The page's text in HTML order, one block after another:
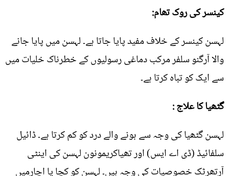
کینسر کی روک تھام:
لہسن کینسر کے خلاف مفید پایا جاتا ہے۔ لہسن میں پایا جانے
والا آرگنو سلفر مرکب دماغی رسولیوں کے خطرناک خلیات میں
سے ایک کو تباہ کرتا ہے۔
گٹھیا کا علاج :
لہسن گٹھیا کی وجہ سے ہونے والے درد کو کم کرتا ہے۔ ڈائیل
سلفائیڈ (ڈی اے ایس) اور تھیاکریمونون لہسن کی اینٹی
آرتھرٹک خصوصیات کی وجہ ہیں۔ لہسن کو کچا یا اچارمیں